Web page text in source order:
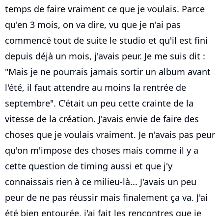
temps de faire vraiment ce que je voulais. Parce
qu'en 3 mois, on va dire, vu que je n'ai pas
commencé tout de suite le studio et qu'il est fini
depuis déjà un mois, j'avais peur. Je me suis dit :
"Mais je ne pourrais jamais sortir un album avant
l'été, il faut attendre au moins la rentrée de
septembre". C'était un peu cette crainte de la
vitesse de la création. J'avais envie de faire des
choses que je voulais vraiment. Je n'avais pas peur
qu'on m'impose des choses mais comme il y a
cette question de timing aussi et que j'y
connaissais rien à ce milieu-là... J'avais un peu
peur de ne pas réussir mais finalement ça va. J'ai
été bien entourée, j'ai fait les rencontres que je